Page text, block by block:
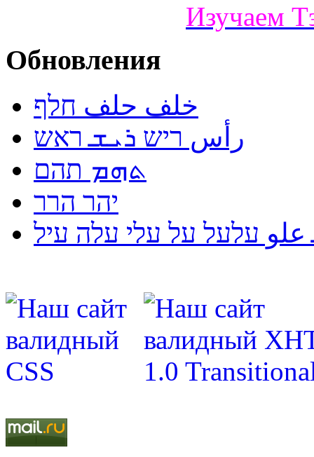
Изучаем
Обновления
خلف حلف חלף
رأس ריש ܪܝܫ ראש
ܬܗܡ תהם
יהר הרר
עלעל על עלי עלה עיל